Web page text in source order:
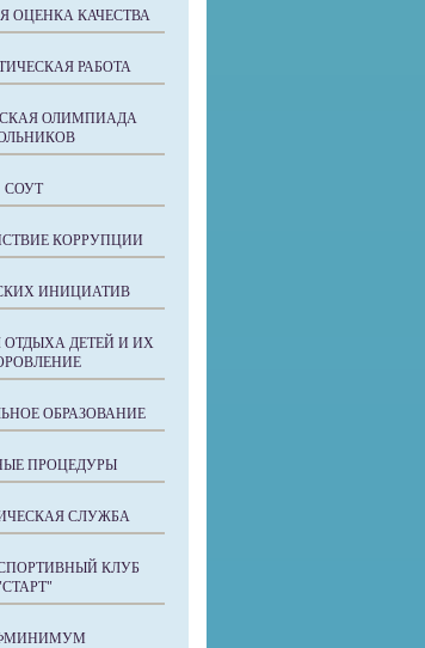
ОЦЕНКА КАЧЕСТВА
РАБОТА
ОЛИМПИАДА
СОУТ
КОРРУПЦИИ
ИНИЦИАТИВ
ДЕТЕЙ И ИХ
ОБРАЗОВАНИЕ
ПРОЦЕДУРЫ
СЛУЖБА
КЛУБ